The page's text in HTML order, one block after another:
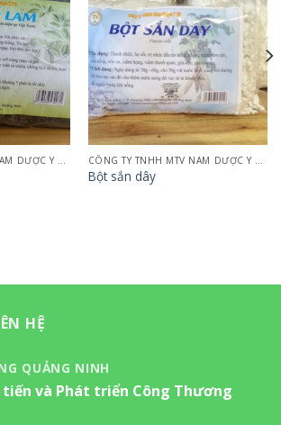
Bột sắn dây
HỆ
QUẢNG NINH
và Phát triển Công Thương